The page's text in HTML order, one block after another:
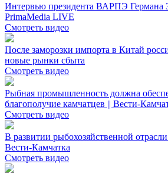
Интервью президента ВАРПЭ Германа
PrimaMedia LIVE
Смотреть видео
После заморозки импорта в Китай
новые рынки сбыта
Смотреть видео
Рыбная промышленность должна
благополучие камчатцев || Вести-
Смотреть видео
В развитии рыбохозяйственной
Вести-Камчатка
Смотреть видео